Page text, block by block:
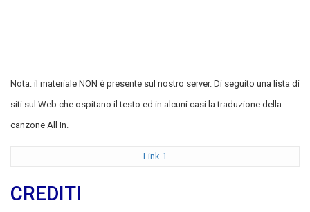
Nota: il materiale NON è presente sul nostro server. Di seguito una lista di
siti sul Web che ospitano il testo ed in alcuni casi la traduzione della
canzone All In.
Link 1
CREDITI